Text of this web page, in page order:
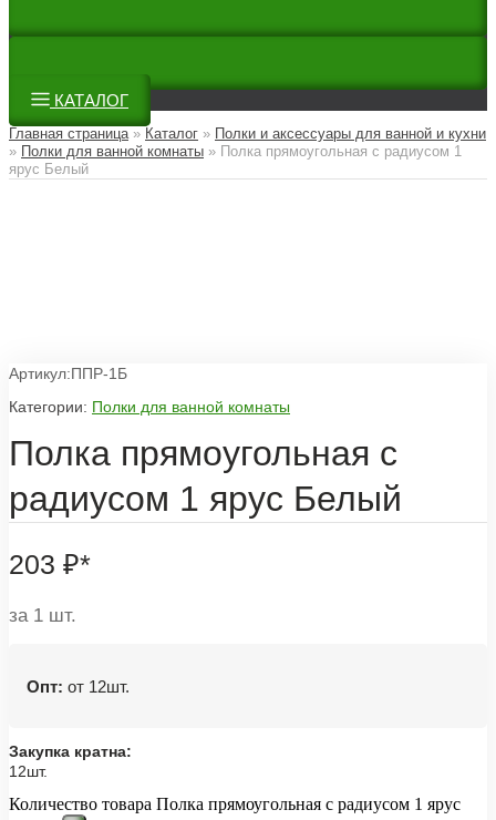
КАТАЛОГ
Главная страница» Каталог » Полки и аксессуары для ванной и кухни
» Полки для ванной комнаты » Полка прямоугольная с радиусом 1
ярус Белый
Артикул:ППР-1Б
Категории: Полки для ванной комнаты
Полка прямоугольная с
радиусом 1 ярус Белый
203 ₽*
за 1 шт.
Опт: от 12шт.
Закупка кратна:
12шт.
Количество товара Полка прямоугольная с радиусом 1 ярус